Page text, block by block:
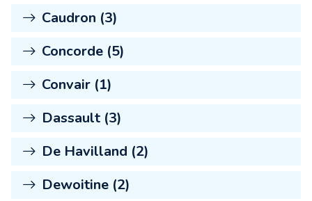
Caudron (3)
Concorde (5)
Convair (1)
Dassault (3)
De Havilland (2)
Dewoitine (2)